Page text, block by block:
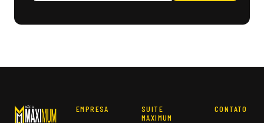
EMPRESA
SUITE
MAXIMUM
CONTATO